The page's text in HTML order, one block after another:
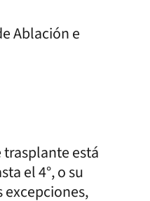
Ablación e
trasplante está
el 4°, o su